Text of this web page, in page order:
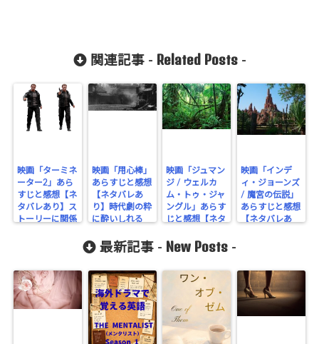
flower.com/
public_html
gins/sns-
count-
cache.php
on line 2897
関連記事 - Related Posts-
映画「ターミネ
ーター2」あら
すじと感想【ネ
タバレあり】ス
トーリーに関係
映画「用心棒」
あらすじと感想
【ネタバレあ
り】時代劇の粋
に酔いしれる
映画「ジュマン
ジ / ウェルカ
ム・トゥ・ジャ
ングル」あらす
じと感想【ネタ
映画「インデ
ィ・ジョーンズ
/ 魔宮の伝説」
あらすじと感想
【ネタバレあ
最新記事 - New Posts -